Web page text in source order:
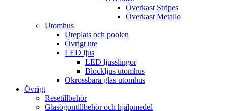
Överkast Stripes
Överkast Metallo
Utomhus
Uteplats och poolen
Övrigt ute
LED ljus
LED ljusslingor
Blockljus utomhus
Okrossbara glas utomhus
Övrigt
Resetillbehör
Glasögontillbehör och hjälpmedel